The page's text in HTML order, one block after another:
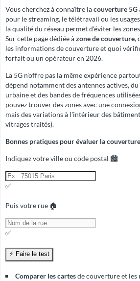
Vous cherchez à connaître lacouverture 5G
pour le streaming, le télétravail ou les
la qualité du réseau permet d'éviter les
Sur cette page dédiée àzone de couverture,
les informations de couverture et quoi
forfait ou un opérateur en 2026.
La 5G n'offre pas la même expérience
dépend notamment des antennes actives,
urbaine et des bandes de fréquences
pouvez trouver des zones avec une
mais des variations à l'intérieur des
vitrages traités).
Bonnes pratiques pour évaluer la
Indiquez votre ville ou code postal 🏙️
✅
Puis votre rue 🏠
✅
Comparer les cartesde couverture et